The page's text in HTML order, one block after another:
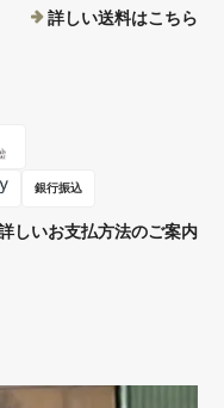
詳しい送料はこちら
銀行振込
しいお支払方法のご案内